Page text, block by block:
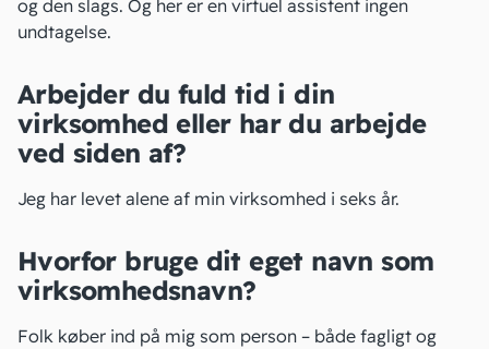
og den slags. Og her er en virtuel assistent ingen
undtagelse.
Arbejder du fuld tid i din
virksomhed eller har du arbejde
ved siden af?
Jeg har levet alene af min virksomhed i seks år.
Hvorfor bruge dit eget navn som
virksomhedsnavn?
Folk køber ind på mig som person – både fagligt og